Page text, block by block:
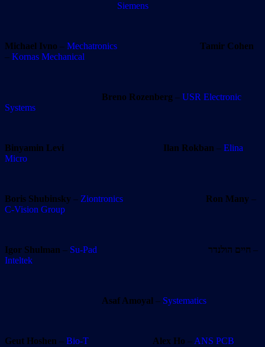
Siemens
Michael Ivno – Mechatronics
Tamir Cohen
– Kornas Mechanical
Breno Rozenberg – USR Electronic
Systems
Binyamin Levi Ilan Rokban – Elina
Micro
Boris Shubinsky – Ziontronics Ron Many –
C-Vision Group
Igor Shulman – Su-Pad חיים הולנדר –
Inteltek
Asaf Amoyal – Systematics
Geut Hoshen – Bio-T Alex Ho – ANS PCB